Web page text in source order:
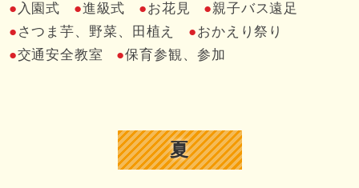
入園式 進級式 お花見
親子バス遠足
さつま芋、野菜、田植え
おかえり祭り
交通安全教室
保育参観、参加
夏